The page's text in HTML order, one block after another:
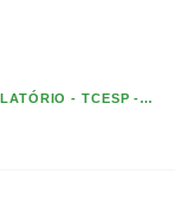
- TCESP - 2015